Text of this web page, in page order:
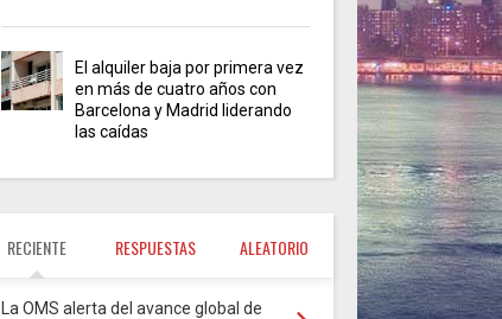
El alquiler baja por primera vez
en más de cuatro años con
Barcelona y Madrid liderando
las caídas
RECIENTE RESPUESTAS ALEATORIO
La OMS alerta del avance global de